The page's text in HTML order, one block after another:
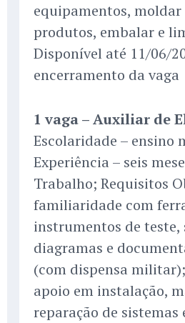
equipamentos, moldar
produtos, embalar e
Disponível até 11/06/
encerramento da vaga
1 vaga – Auxiliar de
Escolaridade – ensino
Experiência – seis
Trabalho; Requisitos
familiaridade com
instrumentos de teste,
diagramas e
(com dispensa
apoio em instalação,
reparação de sistemas